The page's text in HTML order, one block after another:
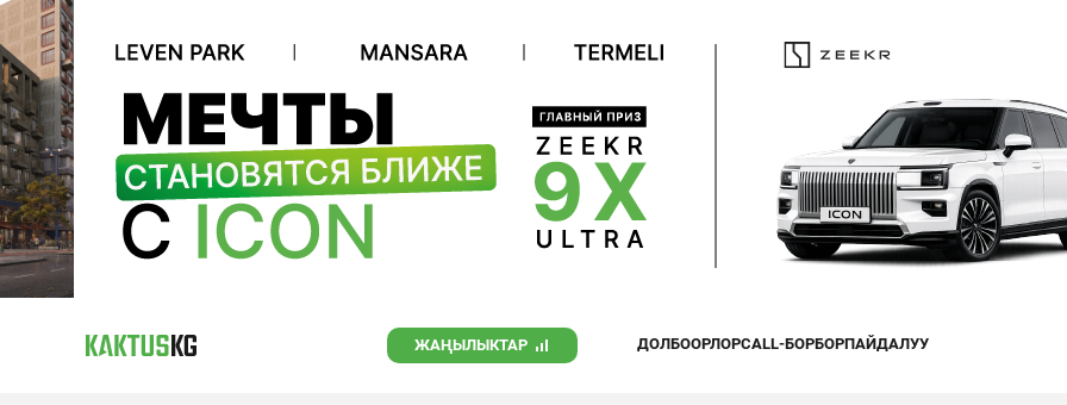
ЖАҢЫЛЫКТАР ДОЛБООРЛОРCALL-БОРБОРПАЙДАЛУУ